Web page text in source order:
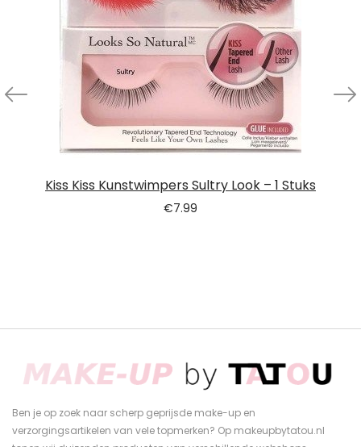
Kiss Kiss Kunstwimpers Sultry Look – 1 Stuks
€7.99
Ben je op zoek naar scherp geprijsde make-up en
verzorgingsartikelen van vele topmerken? Op makeupbytatou.nl